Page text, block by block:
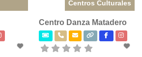
Centros Culturales
Centro Danza Matadero